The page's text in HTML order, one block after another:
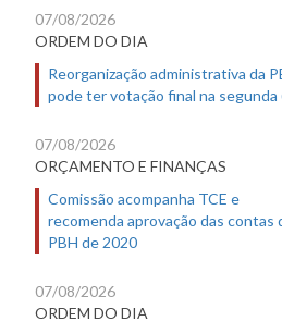
07/08/2026
ORDEM DO DIA
Reorganização administrativa da
pode ter votação final na segunda
07/08/2026
ORÇAMENTO E FINANÇAS
Comissão acompanha TCE e
recomenda aprovação das contas
PBH de 2020
07/08/2026
ORDEM DO DIA